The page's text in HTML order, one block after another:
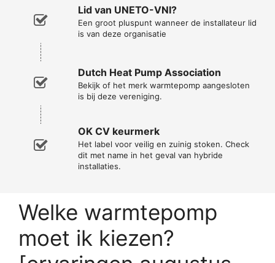
Lid van UNETO-VNI?
Een groot pluspunt wanneer de installateur lid
is van deze organisatie
Dutch Heat Pump Association
Bekijk of het merk warmtepomp aangesloten
is bij deze vereniging.
OK CV keurmerk
Het label voor veilig en zuinig stoken. Check
dit met name in het geval van hybride
installaties.
Welke warmtepomp
moet ik kiezen?